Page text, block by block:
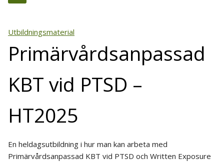
Utbildningsmaterial
Primärvårdsanpassad
KBT vid PTSD –
HT2025
En heldagsutbildning i hur man kan arbeta med
Primärvårdsanpassad KBT vid PTSD och Written Exposure